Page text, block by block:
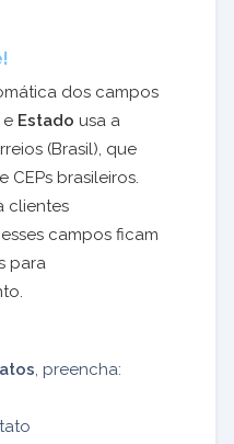
dos campos
e Estado usa a
(Brasil), que
CEPs brasileiros.
clientes
campos ficam
para
, preencha: